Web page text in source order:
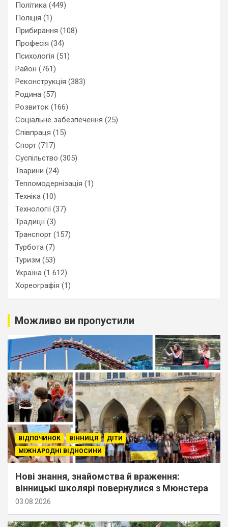
Політика (449)
Поліція (1)
Прибирання (108)
Професія (34)
Психологія (51)
Район (761)
Реконструкція (383)
Родина (57)
Розвиток (166)
Соціальне забезпечення (25)
Співпраця (15)
Спорт (717)
Суспільство (305)
Тварини (24)
Тепломодернізація (1)
Техніка (10)
Технології (37)
Традиції (3)
Транспорт (157)
Турбота (7)
Туризм (53)
Україна (1 612)
Хореографія (1)
Можливо ви пропустили
ВІДПОЧИНОК ВІННИЦЯ
ДІТИ
МІЖНАРОДНІ ВІДНОСИНИ
Нові знання, знайомства й враження:
вінницькі школярі повернулися з Мюнстера
03.08.2026